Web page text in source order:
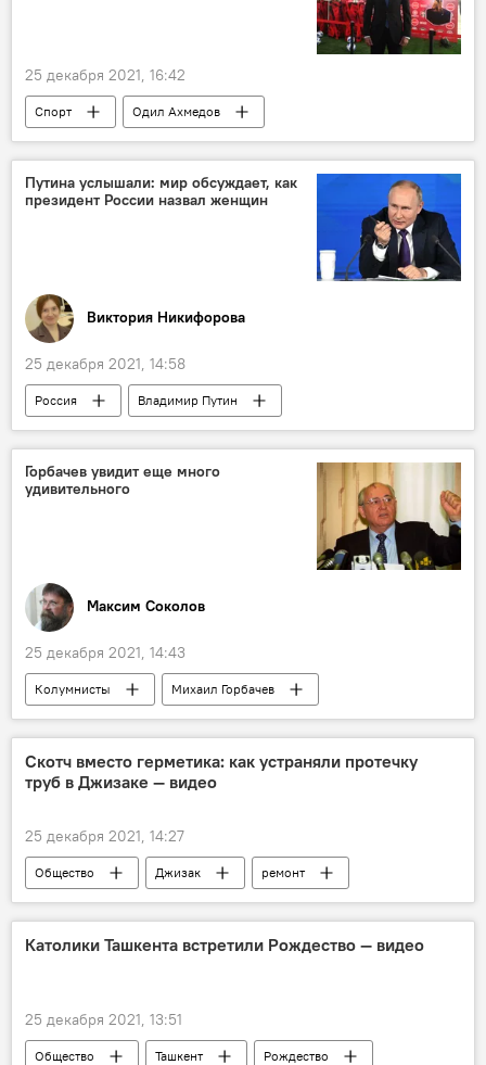
25 декабря 2021, 16:42
Спорт
Одил Ахмедов
Ассоциация футбола Узбекистана
Путина услышали: мир обсуждает, как
президент России назвал женщин
Виктория Никифорова
25 декабря 2021, 14:58
Россия
Владимир Путин
пресс-конференция
Горбачев увидит еще много
удивительного
Максим Соколов
25 декабря 2021, 14:43
Колумнисты Михаил Горбачев
Скотч вместо герметика: как устраняли протечку
труб в Джизаке — видео
25 декабря 2021, 14:27
Общество Джизак
ремонт
вода
Католики Ташкента встретили Рождество — видео
25 декабря 2021, 13:51
Общество Ташкент Рождество